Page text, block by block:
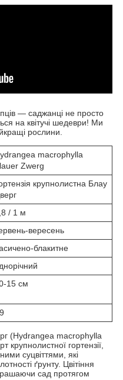
— саджанці не просто
на квітучі шедеври! Ми
рослини.
macrophylla
Zwerg
крупнолистна Блау
/ 1 м
вересень
блакитне
15 см
(Hydrangea macrophylla
гортензії,
суцвіттями, які
ґрунту. Цвітіння
сад протягом